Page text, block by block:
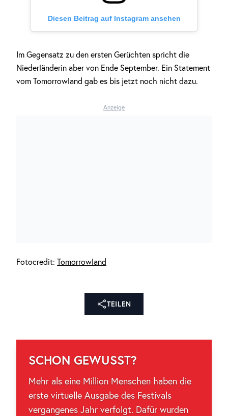
Diesen Beitrag auf Instagram ansehen
Im Gegensatz zu den ersten Gerüchten spricht die
Niederländerin aber von Ende September. Ein Statement
vom Tomorrowland gab es bis jetzt noch nicht dazu.
Anzeige
Fotocredit: Tomorrowland
TEILEN
SCHON GEWUSST?
Mehr als eine Million Menschen haben die
erste virtuelle Ausgabe des Festivals
vergangenes Jahr verfolgt. Dafür wurden